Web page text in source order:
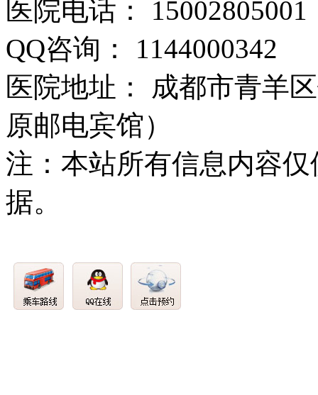
医院电话： 15002805001
QQ咨询： 1144000342
医院地址： 成都市青羊
原邮电宾馆）
注：本站所有信息内容
据。